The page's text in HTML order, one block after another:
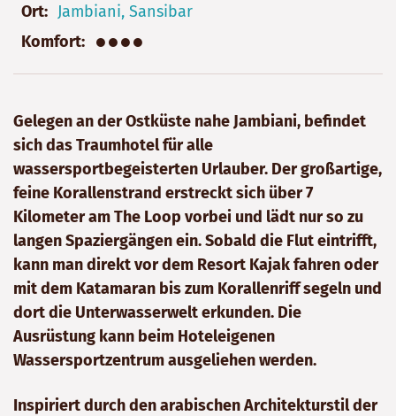
Ort
Jambiani, Sansibar
Komfort
●●●●
Gelegen an der Ostküste nahe Jambiani, befindet
sich das Traumhotel für alle
wassersportbegeisterten Urlauber. Der großartige,
feine Korallenstrand erstreckt sich über 7
Kilometer am The Loop vorbei und lädt nur so zu
langen Spaziergängen ein. Sobald die Flut eintrifft,
kann man direkt vor dem Resort Kajak fahren oder
mit dem Katamaran bis zum Korallenriff segeln und
dort die Unterwasserwelt erkunden. Die
Ausrüstung kann beim Hoteleigenen
Wassersportzentrum ausgeliehen werden.
Inspiriert durch den arabischen Architekturstil der